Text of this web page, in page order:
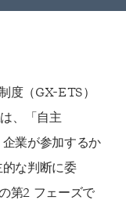
度（GX-ETS）
、「自主
業が参加するか
な判断に委
第2 フェーズで